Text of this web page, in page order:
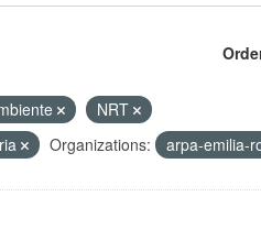
NRT
Organizations: arpa-emilia-